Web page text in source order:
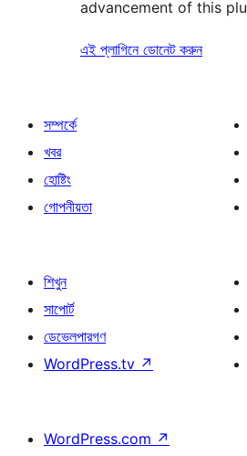
advancement of this
এই প্লাগিনে ডোনেট করুন
সম্পর্কে
খবর
হোষ্টিং
গোপনীয়তা
শিখুন
সাপোর্ট
ডেভেলপারগণ
WordPress.tv ↗
WordPress.com ↗